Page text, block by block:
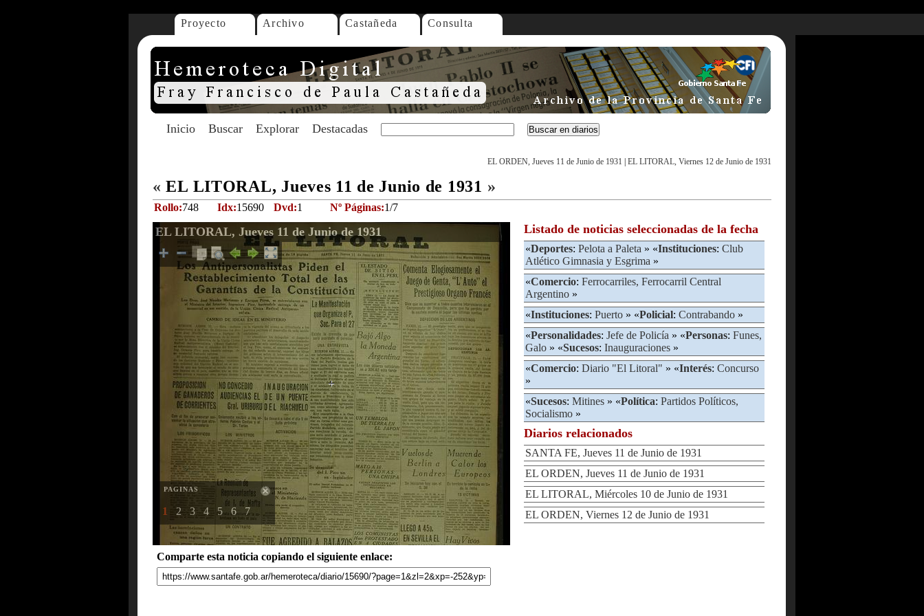
Proyecto Archivo Castañeda Consulta
Inicio Buscar Explorar Destacadas
EL ORDEN, Jueves 11 de Junio de 1931 EL LITORAL, Viernes 12 de Junio de 1931
« EL LITORAL, Jueves 11 de Junio de 1931 »
Rollo:748 Idx:15690 Dvd:1 Nº Páginas:1/7
EL LITORAL, Jueves 11 de Junio de 1931
PAGINAS
1 2 3 4 5 6 7
Comparte esta noticia copiando el siguiente enlace:
Listado de noticias seleccionadas de la fecha
«Deportes: Pelota a Paleta » «Instituciones: Club
Atlético Gimnasia y Esgrima »
«Comercio: Ferrocarriles, Ferrocarril Central
Argentino »
«Instituciones: Puerto » «Policial: Contrabando »
«Personalidades: Jefe de Policía » «Personas: Funes,
Galo » «Sucesos: Inauguraciones »
«Comercio: Diario "El Litoral" » «Interés: Concurso
»
«Sucesos: Mitines » «Política: Partidos Políticos,
Socialismo »
Diarios relacionados
SANTA FE, Jueves 11 de Junio de 1931
EL ORDEN, Jueves 11 de Junio de 1931
EL LITORAL, Miércoles 10 de Junio de 1931
EL ORDEN, Viernes 12 de Junio de 1931